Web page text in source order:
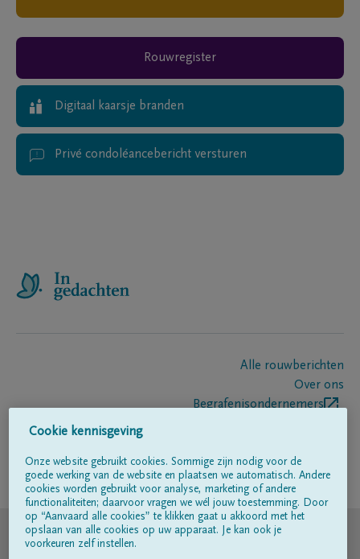
Rouwregister
Digitaal kaarsje branden
Privé condoléancebericht versturen
Alle rouwberichten
Over ons
Begrafenisondernemers
Volg ons op
© DELA
Cookie kennisgeving
Onze website gebruikt cookies. Sommige zijn nodig voor de
goede werking van de website en plaatsen we automatisch. Andere
cookies worden gebruikt voor analyse, marketing of andere
functionaliteiten; daarvoor vragen we wél jouw toestemming. Door
op “Aanvaard alle cookies” te klikken gaat u akkoord met het
opslaan van alle cookies op uw apparaat. Je kan ook je
voorkeuren zelf instellen.